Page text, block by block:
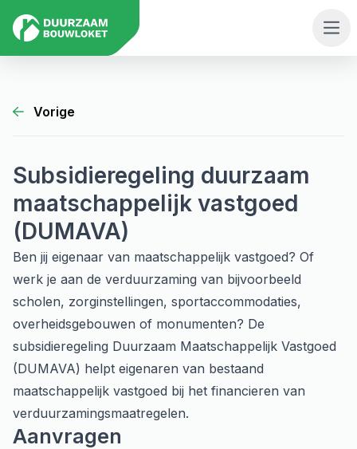
Vorige
Subsidieregeling duurzaam
maatschappelijk vastgoed
(DUMAVA)
Ben jij eigenaar van maatschappelijk vastgoed? Of
werk je aan de verduurzaming van bijvoorbeeld
scholen, zorginstellingen, sportaccommodaties,
overheidsgebouwen of monumenten? De
subsidieregeling Duurzaam Maatschappelijk Vastgoed
(DUMAVA) helpt eigenaren van bestaand
maatschappelijk vastgoed bij het financieren van
verduurzamingsmaatregelen.
Aanvragen